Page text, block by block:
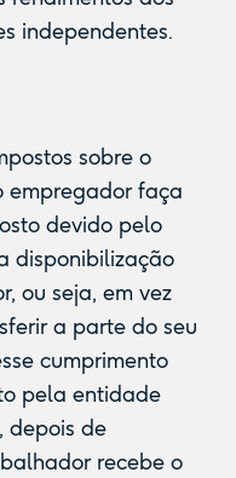
independentes.
sobre o
empregador faça
devido pelo
disponibilização
ou seja, em vez
a parte do seu
cumprimento
pela entidade
depois de
recebe o